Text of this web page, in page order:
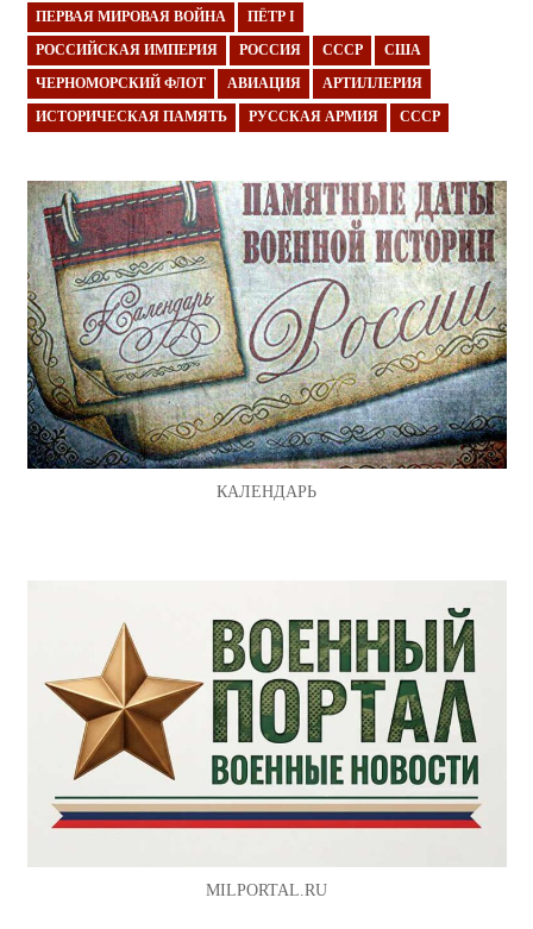
ПЕРВАЯ МИРОВАЯ ВОЙНА ПЁТР I
РОССИЙСКАЯ ИМПЕРИЯ РОССИЯ СССР США
ЧЕРНОМОРСКИЙ ФЛОТ АВИАЦИЯ АРТИЛЛЕРИЯ
ИСТОРИЧЕСКАЯ ПАМЯТЬ РУССКАЯ АРМИЯ СССР
КАЛЕНДАРЬ
MILPORTAL.RU